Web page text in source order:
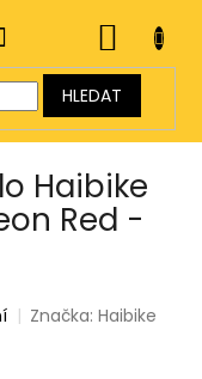
HLEDAT
KOŠÍK
Haibike
Red -
Značka:Haibike